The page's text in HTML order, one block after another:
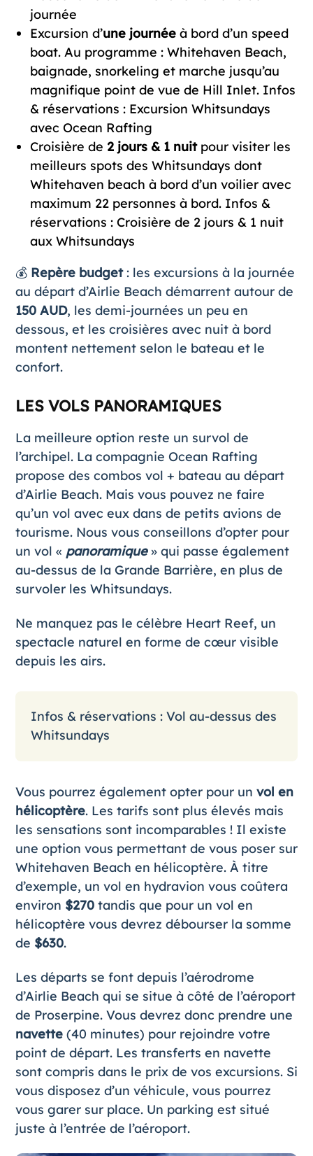
journée
Excursion d’une journéeà bord d’un speed
boat. Au programme : Whitehaven Beach,
baignade, snorkeling et marche jusqu’au
magnifique point de vue de Hill Inlet. Infos
& réservations : Excursion Whitsundays
avec Ocean Rafting
Croisière de 2 jours & 1 nuitpour visiter les
meilleurs spots des Whitsundays dont
Whitehaven beach à bord d’un voilier avec
maximum 22 personnes à bord. Infos &
réservations : Croisière de 2 jours & 1 nuit
aux Whitsundays
💰 Repère budget: les excursions à la journée
au départ d’Airlie Beach démarrent autour de
150 AUD, les demi-journées un peu en
dessous, et les croisières avec nuit à bord
montent nettement selon le bateau et le
confort.
LES VOLS PANORAMIQUES
La meilleure option reste un survol de
l’archipel. La compagnie Ocean Rafting
propose des combos vol + bateau au départ
d’Airlie Beach. Mais vous pouvez ne faire
qu’un vol avec eux dans de petits avions de
tourisme. Nous vous conseillons d’opter pour
un vol « panoramique» qui passe également
au-dessus de la Grande Barrière, en plus de
survoler les Whitsundays.
Ne manquez pas le célèbre Heart Reef, un
spectacle naturel en forme de cœur visible
depuis les airs.
Infos & réservations : Vol au-dessus des
Whitsundays
Vous pourrez également opter pour un vol en
hélicoptère. Les tarifs sont plus élevés mais
les sensations sont incomparables ! Il existe
une option vous permettant de vous poser sur
Whitehaven Beach en hélicoptère. À titre
d’exemple, un vol en hydravion vous coûtera
environ $270tandis que pour un vol en
hélicoptère vous devrez débourser la somme
de $630.
Les départs se font depuis l’aérodrome
d’Airlie Beach qui se situe à côté de l’aéroport
de Proserpine. Vous devrez donc prendre une
navette (40 minutes) pour rejoindre votre
point de départ. Les transferts en navette
sont compris dans le prix de vos excursions. Si
vous disposez d’un véhicule, vous pourrez
vous garer sur place. Un parking est situé
juste à l’entrée de l’aéroport.